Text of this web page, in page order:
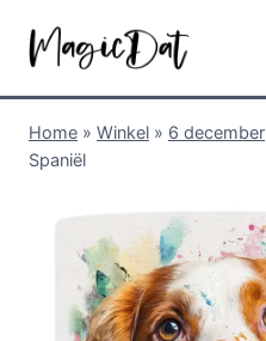
Home » Winkel » 6 december
Spaniël